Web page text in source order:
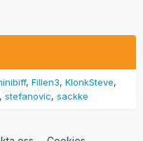
Fillen3 KlonkSteve
stefanovic sackke